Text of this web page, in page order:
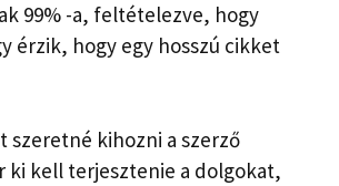
99% -a, feltételezve, hogy
érzik, hogy egy hosszú cikket
szeretné kihozni a szerző
ki kell terjesztenie a dolgokat,